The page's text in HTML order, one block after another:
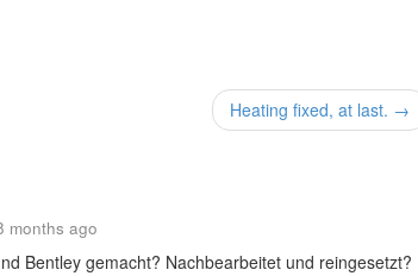
Heating fixed, at last. →
months ago
Bentley gemacht? Nachbearbeitet und reingesetzt?